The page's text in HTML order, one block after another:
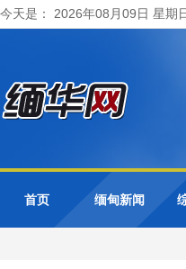
今天是： 2026年08月09日 星期
首页 缅甸新闻